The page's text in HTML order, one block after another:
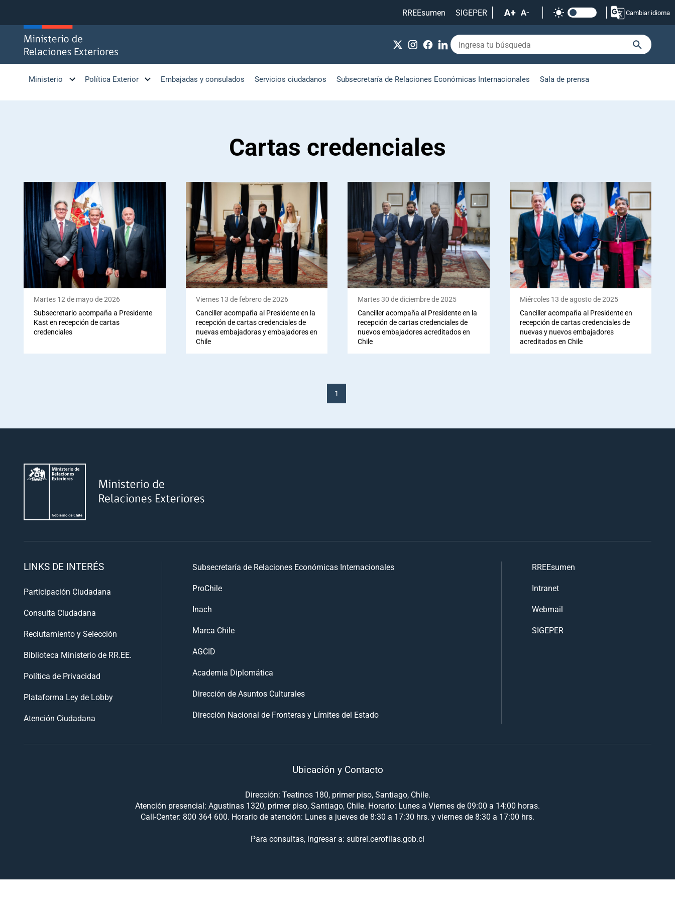
RREEsumen
SIGEPER Cambiar idioma
Ministerio Política Exterior Embajadas y consulados Servicios ciudadanos Subsecretaría de Relaciones Económicas Internacionales Sala de prensa
Cartas credenciales
Martes 12 de mayo de 2026
Subsecretario acompaña a Presidente
Kast en recepción de cartas
credenciales
Viernes 13 de febrero de 2026
Canciller acompaña al Presidente en la
recepción de cartas credenciales de
nuevas embajadoras y embajadores en
Chile
Martes 30 de diciembre de 2025
Canciller acompaña al Presidente en la
recepción de cartas credenciales de
nuevos embajadores acreditados en
Chile
Miércoles 13 de agosto de 2025
Canciller acompaña al Presidente en
recepción de cartas credenciales de
nuevas y nuevos embajadores
acreditados en Chile
1
LINKS DE INTERÉS
Participación Ciudadana
Consulta Ciudadana
Reclutamiento y Selección
Biblioteca Ministerio de RR.EE.
Política de Privacidad
Plataforma Ley de Lobby
Atención Ciudadana
Subsecretaría de Relaciones Económicas Internacionales
ProChile
Inach
Marca Chile
AGCID
Academia Diplomática
Dirección de Asuntos Culturales
Dirección Nacional de Fronteras y Límites del Estado
RREEsumen
Intranet
Webmail
SIGEPER
Ubicación y Contacto
Dirección: Teatinos 180, primer piso, Santiago, Chile.
Atención presencial: Agustinas 1320, primer piso, Santiago, Chile. Horario: Lunes a Viernes de 09:00 a 14:00 horas.
Call-Center: 800 364 600. Horario de atención: Lunes a jueves de 8:30 a 17:30 hrs. y viernes de 8:30 a 17:00 hrs.
Para consultas, ingresar a: subrel.cerofilas.gob.cl